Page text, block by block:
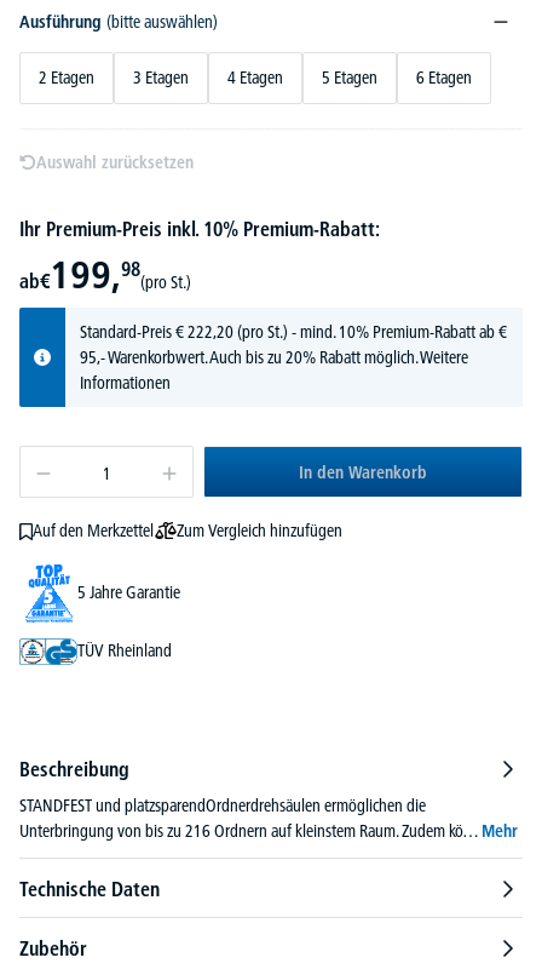
Ausführung (bitte auswählen)
2 Etagen 3 Etagen 4 Etagen 5 Etagen 6 Etagen
Auswahl zurücksetzen
Ihr Premium-Preis inkl. 10% Premium-Rabatt:
ab€199,98
(pro St.)
Standard-Preis€222,20(pro St.) - mind. 10% Premium-Rabatt ab €
95,- Warenkorbwert. Auch bis zu 20% Rabatt möglich.Weitere
Informationen
In den Warenkorb
Auf den Merkzettel Zum Vergleich hinzufügen
5 Jahre Garantie
TÜV Rheinland
Beschreibung
STANDFEST und platzsparendOrdnerdrehsäulen ermöglichen die
Unterbringung von bis zu 216 Ordnern auf kleinstem Raum. Zudem kö… Mehr
Technische Daten
Zubehör